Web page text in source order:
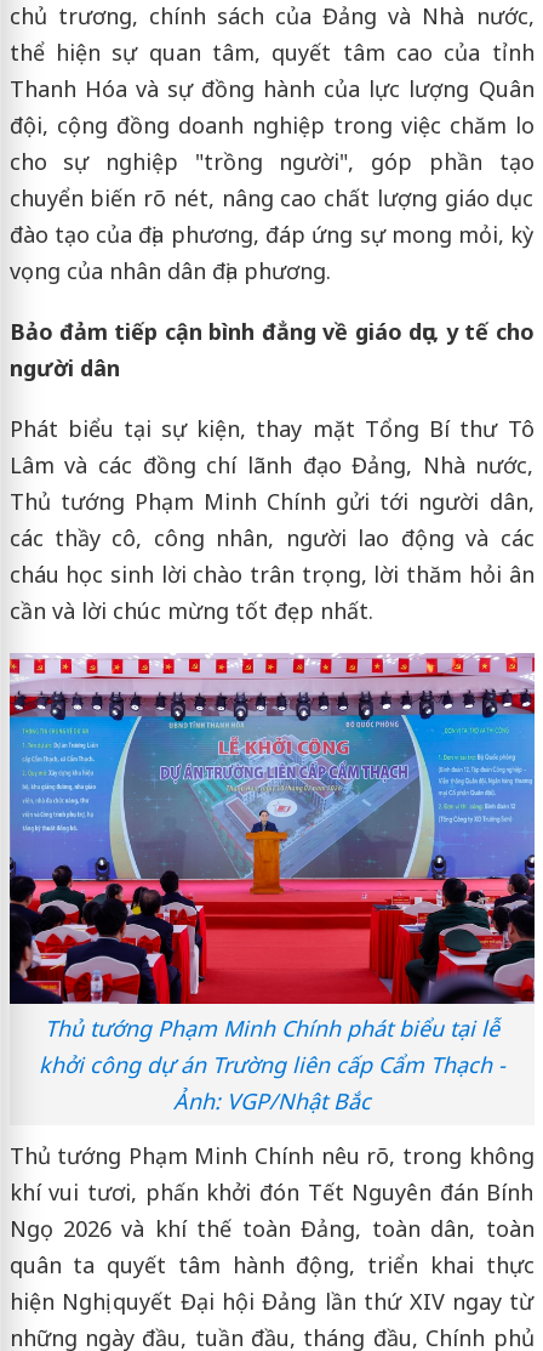
chủ trương, chính sách của Đảng và Nhà nước,
thể hiện sự quan tâm, quyết tâm cao của tỉnh
Thanh Hóa và sự đồng hành của lực lượng Quân
đội, cộng đồng doanh nghiệp trong việc chăm lo
cho sự nghiệp "trồng người", góp phần tạo
chuyển biến rõ nét, nâng cao chất lượng giáo dục
đào tạo của địa phương, đáp ứng sự mong mỏi, kỳ
vọng của nhân dân địa phương.
Bảo đảm tiếp cận bình đẳng về giáo dục, y tế cho
người dân
Phát biểu tại sự kiện, thay mặt Tổng Bí thư Tô
Lâm và các đồng chí lãnh đạo Đảng, Nhà nước,
Thủ tướng Phạm Minh Chính gửi tới người dân,
các thầy cô, công nhân, người lao động và các
cháu học sinh lời chào trân trọng, lời thăm hỏi ân
cần và lời chúc mừng tốt đẹp nhất.
Thủ tướng Phạm Minh Chính phát biểu tại lễ
khởi công dự án Trường liên cấp Cẩm Thạch -
Ảnh: VGP/Nhật Bắc
Thủ tướng Phạm Minh Chính nêu rõ, trong không
khí vui tươi, phấn khởi đón Tết Nguyên đán Bính
Ngọ 2026 và khí thế toàn Đảng, toàn dân, toàn
quân ta quyết tâm hành động, triển khai thực
hiện Nghị quyết Đại hội Đảng lần thứ XIV ngay từ
những ngày đầu, tuần đầu, tháng đầu, Chính phủ